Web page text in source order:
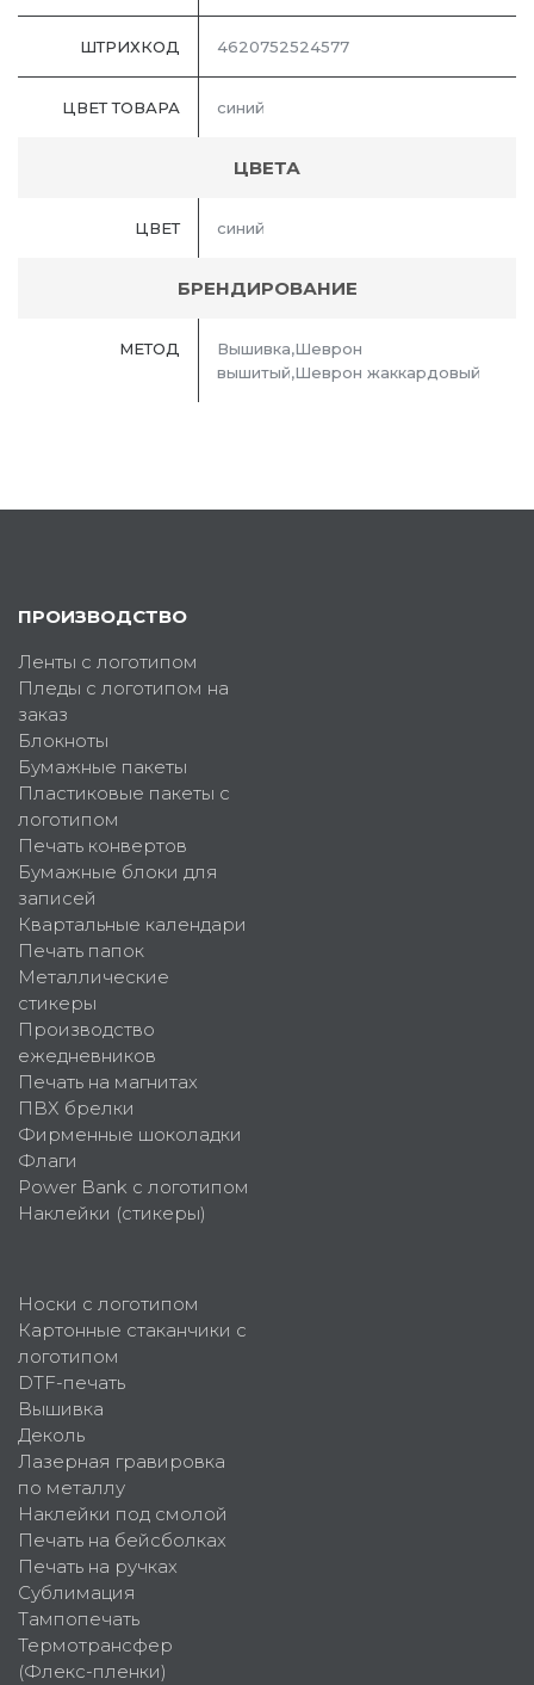
ШТРИХКОД 4620752524577
ЦВЕТ ТОВАРА синий
ЦВЕТА
ЦВЕТ синий
БРЕНДИРОВАНИЕ
МЕТОД
Вышивка,Шеврон
вышитый,Шеврон жаккардовый
ПРОИЗВОДСТВО
Ленты с логотипом
Пледы с логотипом на
заказ
Блокноты
Бумажные пакеты
Пластиковые пакеты с
логотипом
Печать конвертов
Бумажные блоки для
записей
Квартальные календари
Печать папок
Металлические
стикеры
Производство
ежедневников
Печать на магнитах
ПВХ брелки
Фирменные шоколадки
Флаги
Power Bank с логотипом
Наклейки (стикеры)
Носки с логотипом
Картонные стаканчики с
логотипом
DTF-печать
Вышивка
Деколь
Лазерная гравировка
по металлу
Наклейки под смолой
Печать на бейсболках
Печать на ручках
Сублимация
Тампопечать
Термотрансфер
(Флекс-пленки)